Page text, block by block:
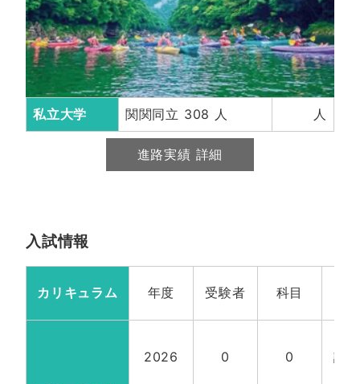
私立大学 関関同立 308 人 人
進路実績 詳細
入試情報
カリキュラム 年度 受験者 科目
2026 0 0
試